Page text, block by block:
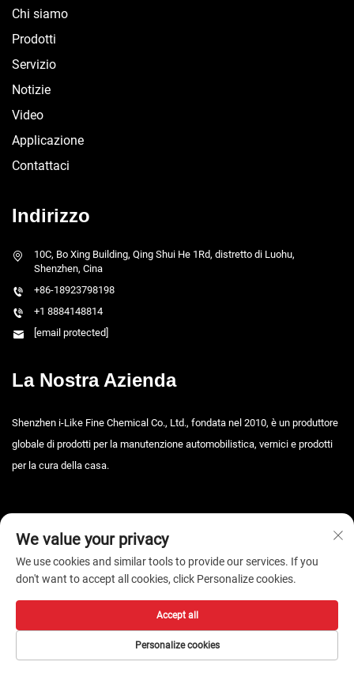
Chi siamo
Prodotti
Servizio
Notizie
Video
Applicazione
Contattaci
Indirizzo
10C, Bo Xing Building, Qing Shui He 1Rd, distretto di Luohu,
Shenzhen, Cina
+86-18923798198
+1 8884148814
[email protected]
La Nostra Azienda
Shenzhen i-Like Fine Chemical Co., Ltd., fondata nel 2010, è un produttore
globale di prodotti per la manutenzione automobilistica, vernici e prodotti
per la cura della casa.
Diritti d'autore © 2026 Shenzhen i-Like Fine Chemical Co., Ltd. Tutti i diritti
We value your privacy
We use cookies and similar tools to provide our services. If you
don't want to accept all cookies, click Personalize cookies.
Personalize cookies
Accept all